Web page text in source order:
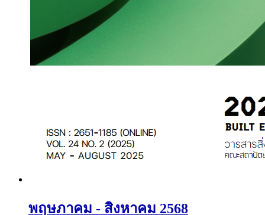
พฤษภาคม - สิงหาคม 2568